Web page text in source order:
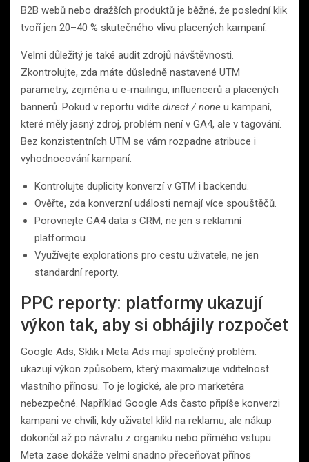
B2B webů nebo dražších produktů je běžné, že poslední klik
tvoří jen 20–40 % skutečného vlivu placených kampaní.
Velmi důležitý je také audit zdrojů návštěvnosti.
Zkontrolujte, zda máte důsledně nastavené UTM
parametry, zejména u e-mailingu, influencerů a placených
bannerů. Pokud v reportu vidíte direct / none u kampaní,
které měly jasný zdroj, problém není v GA4, ale v tagování.
Bez konzistentních UTM se vám rozpadne atribuce i
vyhodnocování kampaní.
Kontrolujte duplicity konverzí v GTM i backendu.
Ověřte, zda konverzní události nemají více spouštěčů.
Porovnejte GA4 data s CRM, ne jen s reklamní
platformou.
Využívejte explorations pro cestu uživatele, ne jen
standardní reporty.
PPC reporty: platformy ukazují
výkon tak, aby si obhájily rozpočet
Google Ads, Sklik i Meta Ads mají společný problém:
ukazují výkon způsobem, který maximalizuje viditelnost
vlastního přínosu. To je logické, ale pro marketéra
nebezpečné. Například Google Ads často připíše konverzi
kampani ve chvíli, kdy uživatel klikl na reklamu, ale nákup
dokončil až po návratu z organiku nebo přímého vstupu.
Meta zase dokáže velmi snadno přeceňovat přínos